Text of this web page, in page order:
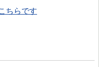
ちらです